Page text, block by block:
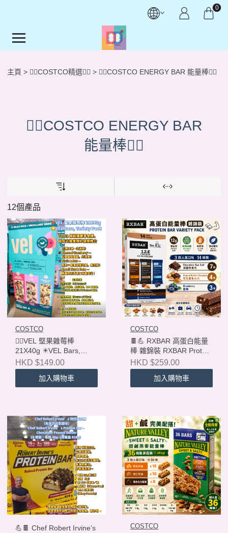
0
主頁 👍🏻COSTCO精選👍🏻 🏋🏻COSTCO ENERGY BAR 能量棒🏋🏻
🏋🏻COSTCO ENERGY BAR
能量棒🏋🏻
12個產品
COSTCO
❤️‍🔥VEL 堅果雜莓棒
21X40g ✴️VEL Bars,
Variety Pack
HKD $149.00
加入購物車
COSTCO
🍫💪 RXBAR 高蛋白能量
棒 雜錦裝 RXBAR Protein
Bar Variety Pack
728g（14 × 52g）
HKD $259.00
加入購物車
💪🍫 Chef Robert Irvine’s
COSTCO